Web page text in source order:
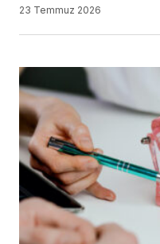
23 Temmuz 2026